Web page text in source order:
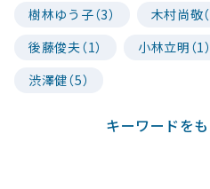
樹林ゆう子（3）
木村尚敬（
後藤俊夫（1）
小林立明（1）
渋澤健（5）
キーワードを